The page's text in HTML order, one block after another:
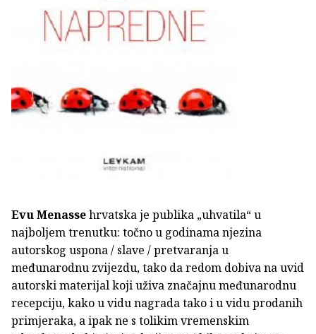
Evu Menassehrvatska je publika „uhvatila“ u
najboljem trenutku: točno u godinama njezina
autorskog uspona / slave / pretvaranja u
međunarodnu zvijezdu, tako da redom dobiva na uvid
autorski materijal koji uživa značajnu međunarodnu
recepciju, kako u vidu nagrada tako i u vidu prodanih
primjeraka, a ipak ne s tolikim vremenskim